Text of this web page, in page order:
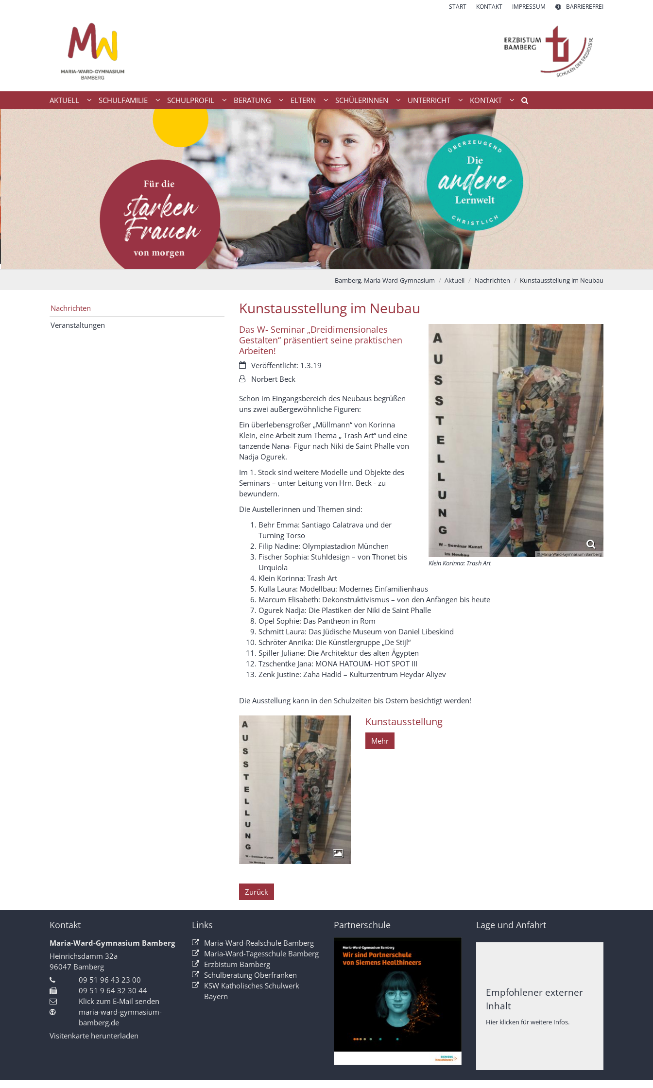
START KONTAKT IMPRESSUM BARRIEREFREI
AKTUELL SCHULFAMILIE SCHULPROFIL BERATUNG ELTERN SCHÜLERINNEN UNTERRICHT KONTAKT
Bamberg, Maria-Ward-Gymnasium Aktuell Nachrichten Kunstausstellung im Neubau
Kunstausstellung im Neubau
© Maria-Ward-Gymnasium Bamberg
Klein Korinna: Trash Art
Das W- Seminar „Dreidimensionales
Gestalten“ präsentiert seine praktischen
Arbeiten!
Datum:Veröffentlicht: 1.3.19
Von:Norbert Beck
Schon im Eingangsbereich des Neubaus begrüßen
uns zwei außergewöhnliche Figuren:
Ein überlebensgroßer „Müllmann“ von Korinna
Klein, eine Arbeit zum Thema „ Trash Art“ und eine
tanzende Nana- Figur nach Niki de Saint Phalle von
Nadja Ogurek.
Im 1. Stock sind weitere Modelle und Objekte des
Seminars – unter Leitung von Hrn. Beck - zu
bewundern.
Die Austellerinnen und Themen sind:
Behr Emma: Santiago Calatrava und der
Turning Torso
Filip Nadine: Olympiastadion München
Fischer Sophia: Stuhldesign – von Thonet bis
Urquiola
Klein Korinna: Trash Art
Kulla Laura: Modellbau: Modernes Einfamilienhaus
Marcum Elisabeth: Dekonstruktivismus – von den Anfängen bis heute
Ogurek Nadja: Die Plastiken der Niki de Saint Phalle
Opel Sophie: Das Pantheon in Rom
Schmitt Laura: Das Jüdische Museum von Daniel Libeskind
Schröter Annika: Die Künstlergruppe „De Stijl“
Spiller Juliane: Die Architektur des alten Ägypten
Tzschentke Jana: MONA HATOUM- HOT SPOT III
Zenk Justine: Zaha Hadid – Kulturzentrum Heydar Aliyev
Die Ausstellung kann in den Schulzeiten bis Ostern besichtigt werden!
Kunstausstellung
Mehr
Zurück
Nachrichten
Veranstaltungen
Kontakt
Maria-Ward-Gymnasium Bamberg
Heinrichsdamm 32a
96047 Bamberg
09 51 96 43 23 00
09 51 9 64 32 30 44
Klick zum E-Mail senden
maria-ward-gymnasium-
bamberg.de
Visitenkarte herunterladen
Links
Maria-Ward-Realschule Bamberg
Maria-Ward-Tagesschule Bamberg
Erzbistum Bamberg
Schulberatung Oberfranken
KSW Katholisches Schulwerk
Bayern
Partnerschule Lage und Anfahrt
Empfohlener externer
Inhalt
Hier klicken für weitere Infos.